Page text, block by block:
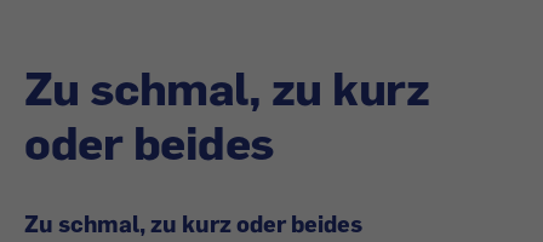
Zu schmal, zu kurz
oder beides
Zu schmal, zu kurz oder beides